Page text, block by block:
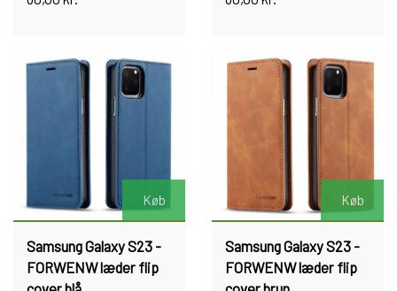
Køb
Samsung Galaxy S23 -
FORWENW læder flip
Køb
Samsung Galaxy S23 -
FORWENW læder flip